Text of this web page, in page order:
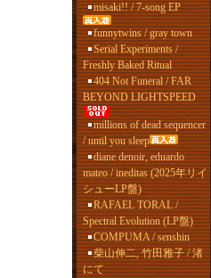
misaki!! / 7-song EP
funnytwins / gray town
Serial Experiments /
Freshly Baked Ritual
404 Not Funeral / FAR
BEYOND LIGHTSPEED
millions of dead sequencer
/ until you sleep
diane denoir, eduardo
mateo / ineditas (2025年リイ
シューLP盤)
RAFAEL TORAL /
Spectral Evolution (LP盤)
COMPUMA / senshin
柴山伸二, 竹田雅子 / 渚
にて